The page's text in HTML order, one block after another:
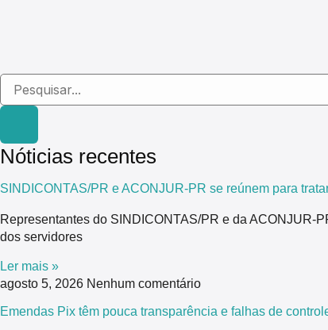
Nóticias recentes
SINDICONTAS/PR e ACONJUR-PR se reúnem para
Representantes do SINDICONTAS/PR e da ACONJUR-
dos servidores
Ler mais »
agosto 5, 2026 Nenhum comentário
Emendas Pix têm pouca transparência e falhas de